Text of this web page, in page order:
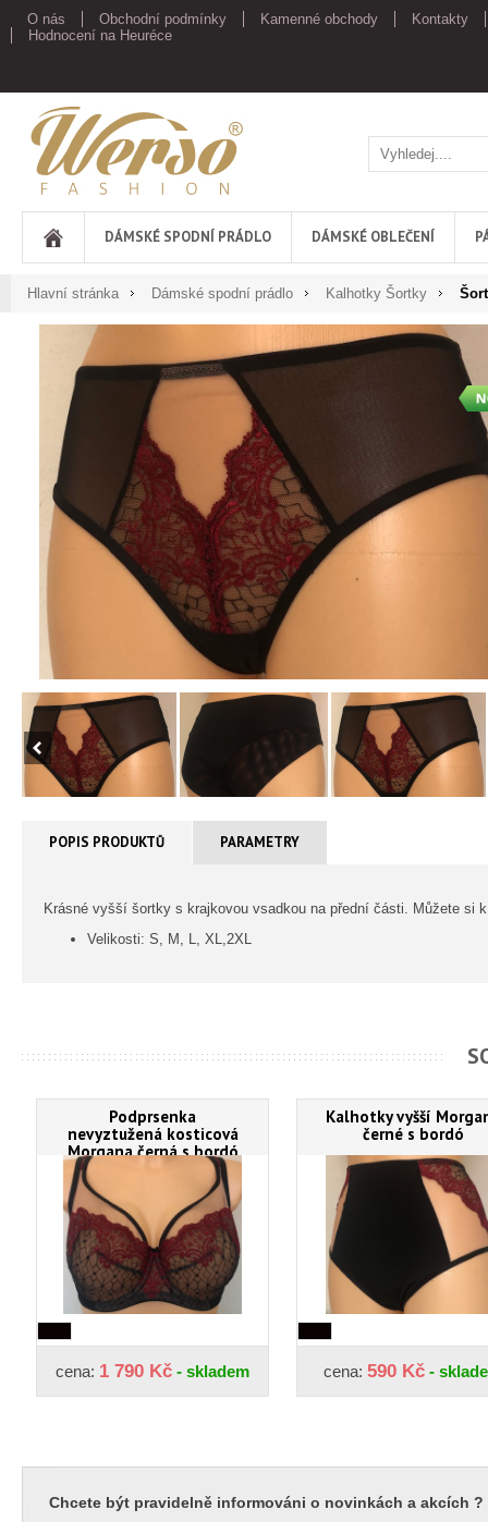
O nás Obchodní podmínky Kamenné obchody
Kontakty
Hodnocení na Heuréce
Werso
DÁMSKÉ SPODNÍ PRÁDLO DÁMSKÉ OBLEČENÍ
Hlavní stránka Dámské spodní prádlo Kalhotky Šortky
POPIS PRODUKTŮ PARAMETRY
Krásné vyšší šortky s krajkovou vsadkou na přední části. Můžete si
Velikosti: S, M, L, XL,2XL
Podprsenka
nevyztužená kosticová
Morgana černá s bordó
cena: 1 790 Kč - skladem
Kalhotky vyšší
černé s bordó
cena: 590 Kč -
Chcete být pravidelně informováni o novinkách a akcích ?